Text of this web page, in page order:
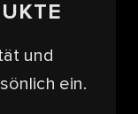
und
ein.